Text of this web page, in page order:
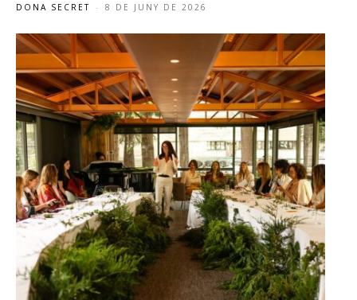
DONA SECRET - 8 DE JUNY DE 2026